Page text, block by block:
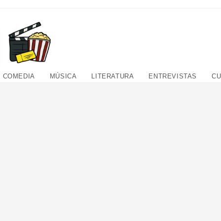
COMEDIA MÚSICA LITERATURA ENTREVISTAS